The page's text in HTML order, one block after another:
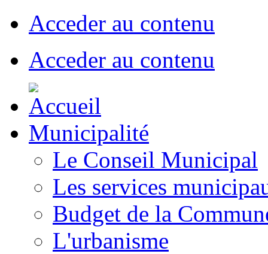
Acceder au contenu
Acceder au contenu
Municipalité
Le Conseil Municipal
Les services
Budget de la
L'urbanisme